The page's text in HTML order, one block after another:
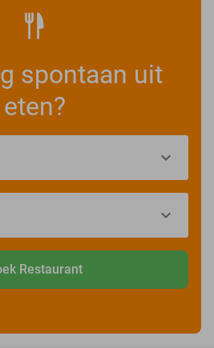
spontaan uit
eten?
Restaurant